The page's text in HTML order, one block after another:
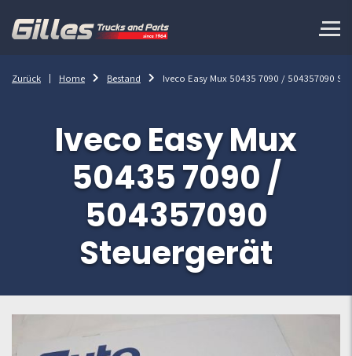
Zurück Home Bestand Iveco Easy Mux 50435 7090 / 504357090
Iveco Easy Mux
50435 7090 /
504357090
Steuergerät